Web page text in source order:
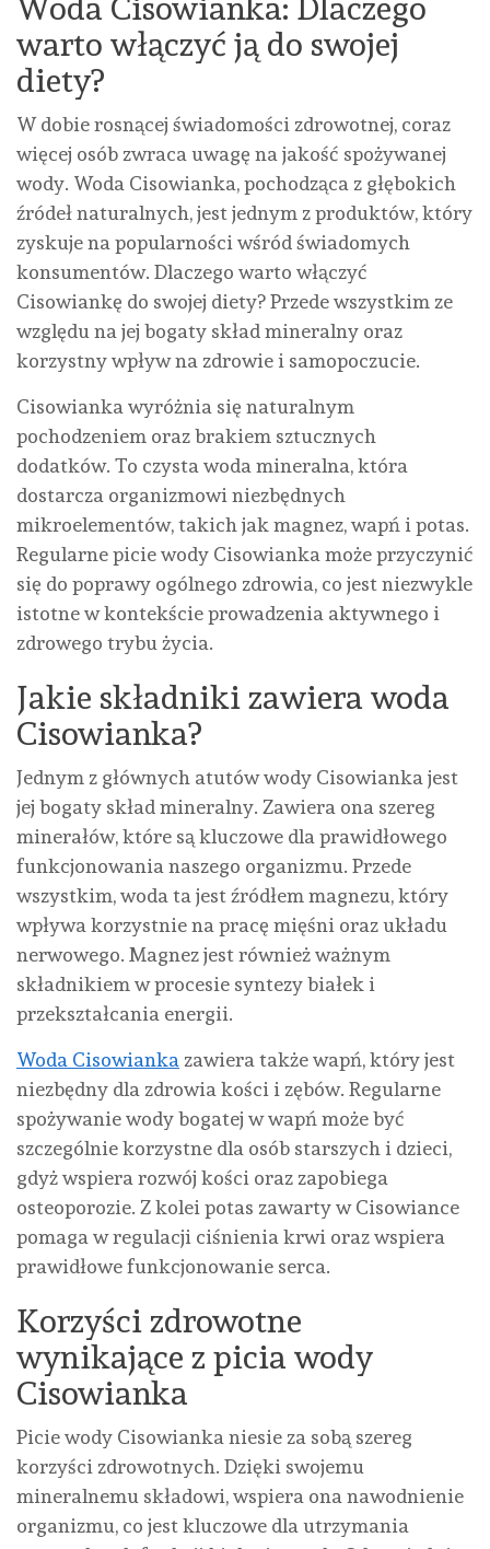
Woda Cisowianka: Dlaczego
warto włączyć ją do swojej
diety?
W dobie rosnącej świadomości zdrowotnej, coraz
więcej osób zwraca uwagę na jakość spożywanej
wody. Woda Cisowianka, pochodząca z głębokich
źródeł naturalnych, jest jednym z produktów, który
zyskuje na popularności wśród świadomych
konsumentów. Dlaczego warto włączyć
Cisowiankę do swojej diety? Przede wszystkim ze
względu na jej bogaty skład mineralny oraz
korzystny wpływ na zdrowie i samopoczucie.
Cisowianka wyróżnia się naturalnym
pochodzeniem oraz brakiem sztucznych
dodatków. To czysta woda mineralna, która
dostarcza organizmowi niezbędnych
mikroelementów, takich jak magnez, wapń i potas.
Regularne picie wody Cisowianka może przyczynić
się do poprawy ogólnego zdrowia, co jest niezwykle
istotne w kontekście prowadzenia aktywnego i
zdrowego trybu życia.
Jakie składniki zawiera woda
Cisowianka?
Jednym z głównych atutów wody Cisowianka jest
jej bogaty skład mineralny. Zawiera ona szereg
minerałów, które są kluczowe dla prawidłowego
funkcjonowania naszego organizmu. Przede
wszystkim, woda ta jest źródłem magnezu, który
wpływa korzystnie na pracę mięśni oraz układu
nerwowego. Magnez jest również ważnym
składnikiem w procesie syntezy białek i
przekształcania energii.
Woda Cisowianka zawiera także wapń, który jest
niezbędny dla zdrowia kości i zębów. Regularne
spożywanie wody bogatej w wapń może być
szczególnie korzystne dla osób starszych i dzieci,
gdyż wspiera rozwój kości oraz zapobiega
osteoporozie. Z kolei potas zawarty w Cisowiance
pomaga w regulacji ciśnienia krwi oraz wspiera
prawidłowe funkcjonowanie serca.
Korzyści zdrowotne
wynikające z picia wody
Cisowianka
Picie wody Cisowianka niesie za sobą szereg
korzyści zdrowotnych. Dzięki swojemu
mineralnemu składowi, wspiera ona nawodnienie
organizmu, co jest kluczowe dla utrzymania